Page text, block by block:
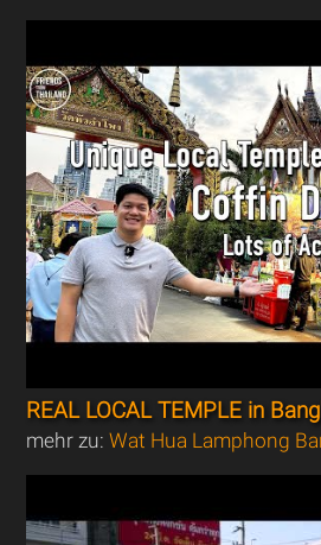
REAL LOCAL TEMPLE in
mehr zu:Wat Hua Lamphong